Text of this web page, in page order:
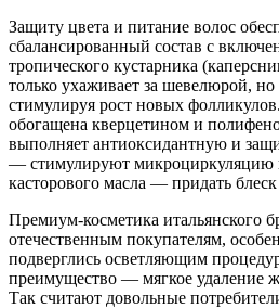
Защиту цвета и питание волос
сбалансированный состав с
тропического кустарника
только ухаживает за шевелюрой,
стимулируя рост новых
обогащена кверцетином и
выполняет антиоксидантную и
— стимулируют микроциркуляцию
касторового масла — придать блеск
Премиум-косметика итальянского
отечественным покупателям,
подверглись осветляющим
преимущество — мягкое удаление
Так считают довольные